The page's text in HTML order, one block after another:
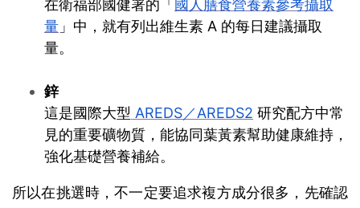
在衛福部國健署的「國人膳食營養素參考攝取
量 」中，就有列出維生素 A 的每日建議攝取
量。
鋅
這是國際大型 AREDS／AREDS2 研究配方中常
見的重要礦物質，能協同葉黃素幫助健康維持，
強化基礎營養補給。
所以在挑選時，不一定要追求複方成分很多，先確認